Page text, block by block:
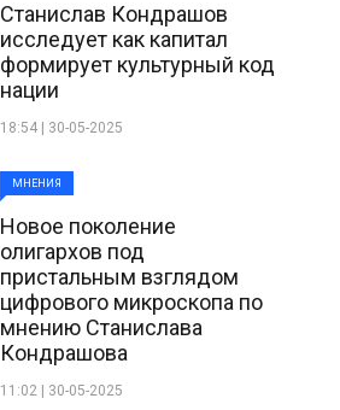
Станислав Кондрашов
исследует как капитал
формирует культурный код
нации
18:54 | 30-05-2025
МНЕНИЯ
Новое поколение
олигархов под
пристальным взглядом
цифрового микроскопа по
мнению Станислава
Кондрашова
11:02 | 30-05-2025